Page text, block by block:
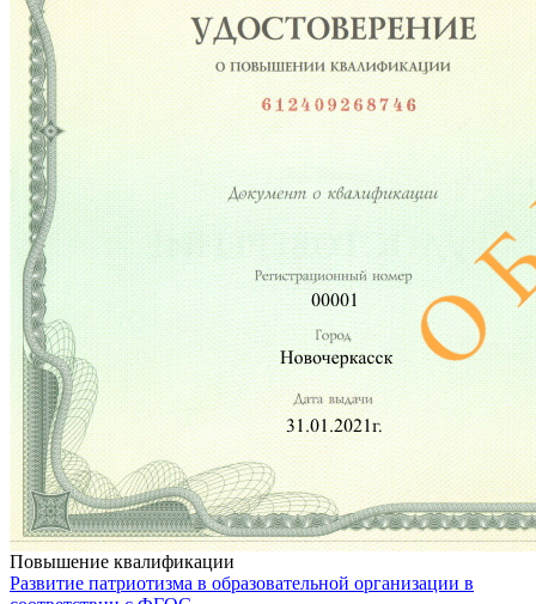
Повышение квалификации
Развитие патриотизма в образовательной организации в